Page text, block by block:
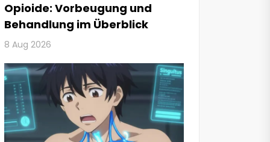
Opioide: Vorbeugung und
Behandlung im Überblick
8 Aug 2026